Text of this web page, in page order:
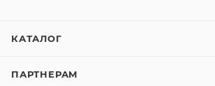
КАТАЛОГ
ПАРТНЕРАМ